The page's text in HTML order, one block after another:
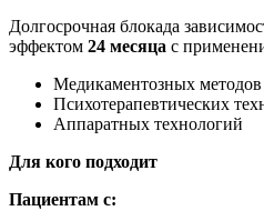
Долгосрочная блокада
эффектом 24 месяца с
Медикаментозных методов
Психотерапевтических
Аппаратных технологий
Для кого подходит
Пациентам с: